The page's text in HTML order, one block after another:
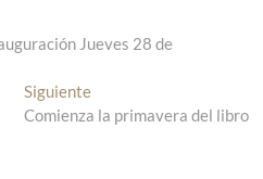
Jueves 28 de
SiguienteE
n
Comienza la primavera del libro